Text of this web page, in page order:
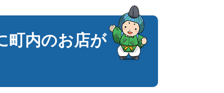
町内のお店が